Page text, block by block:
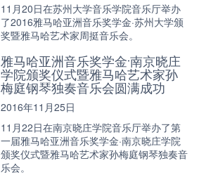
11月20日在苏州大学音乐学院音乐厅举办
了2016雅马哈亚洲音乐奖学金·苏州大学颁
奖暨雅马哈艺术家周挺音乐会。
雅马哈亚洲音乐奖学金·南京晓庄
学院颁奖仪式暨雅马哈艺术家孙
梅庭钢琴独奏音乐会圆满成功
2016年11月25日
11月22日在南京晓庄学院音乐厅举办了第
一届雅马哈亚洲音乐奖学金·南京晓庄学院
颁奖仪式暨雅马哈艺术家孙梅庭钢琴独奏音
乐会。